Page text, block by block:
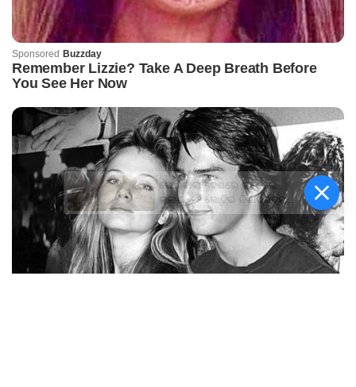
ଫେରିବାଲା ବେଶରେ ଗଞ୍ଜେଇ
ଚାଲାଣ, ୧୨ କୋଟିର ନିଶାଦ୍ରବ୍ୟ
ଜବତ